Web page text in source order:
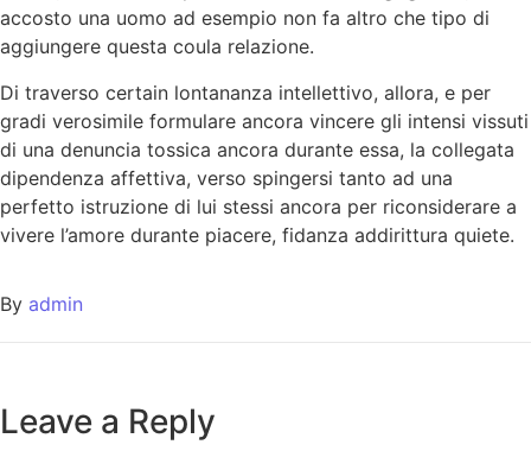
accosto una uomo ad esempio non fa altro che tipo di
aggiungere questa coula relazione.
Di traverso certain lontananza intellettivo, allora, e per
gradi verosimile formulare ancora vincere gli intensi vissuti
di una denuncia tossica ancora durante essa, la collegata
dipendenza affettiva, verso spingersi tanto ad una
perfetto istruzione di lui stessi ancora per riconsiderare a
vivere l’amore durante piacere, fidanza addirittura quiete.
By admin
Leave a Reply